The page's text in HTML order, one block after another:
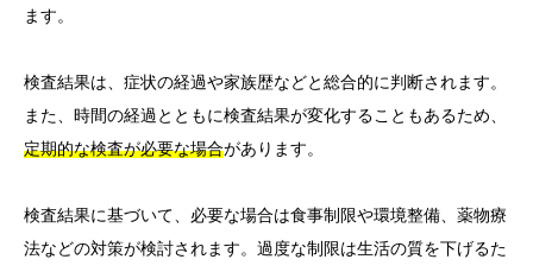
ます。
検査結果は、症状の経過や家族歴などと総合的に判断されます。
また、時間の経過とともに検査結果が変化することもあるため、
定期的な検査が必要な場合があります。
検査結果に基づいて、必要な場合は食事制限や環境整備、薬物療
法などの対策が検討されます。過度な制限は生活の質を下げるた